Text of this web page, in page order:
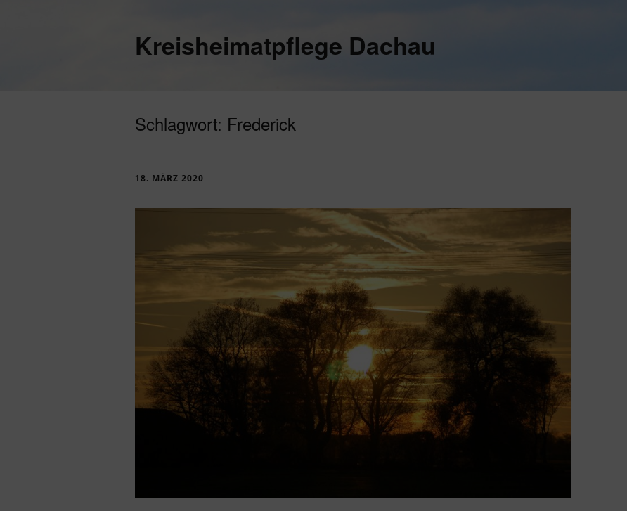
Kreisheimatpflege Dachau
Schlagwort: Frederick
18. MÄRZ 2020